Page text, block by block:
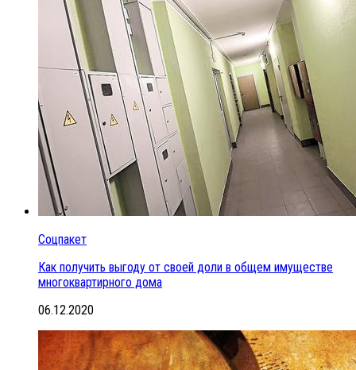
Соцпакет
Как получить выгоду от своей доли в общем имуществе
многоквартирного дома
06.12.2020